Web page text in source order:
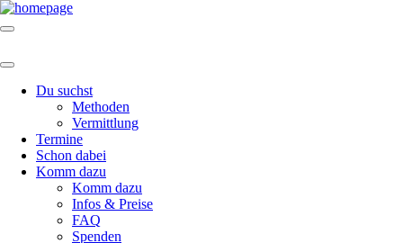
Du suchst
Methoden
Vermittlung
Termine
Schon dabei
Komm dazu
Komm dazu
Infos & Preise
FAQ
Spenden